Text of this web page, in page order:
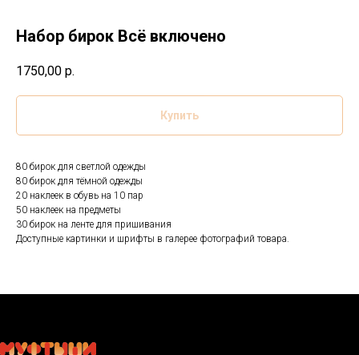
Набор бирок Всё включено
1750,00 р.
Купить
80 бирок для светлой одежды
80 бирок для тёмной одежды
20 наклеек в обувь на 10 пар
50 наклеек на предметы
30 бирок на ленте для пришивания
Доступные картинки и шрифты в галерее фотографий товара.